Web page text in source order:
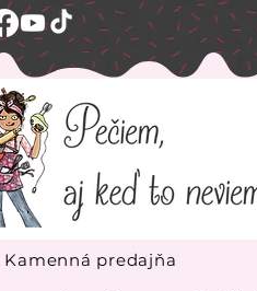
Kamenná predajňa